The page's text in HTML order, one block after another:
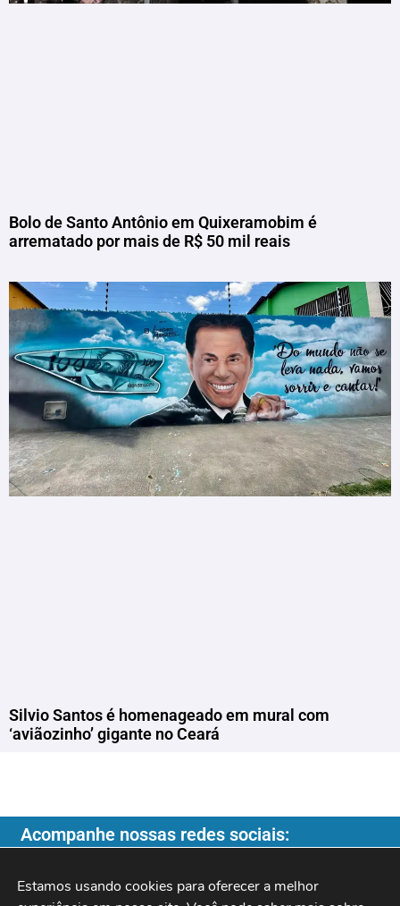
Bolo de Santo Antônio em Quixeramobim é
arrematado por mais de R$ 50 mil reais
Silvio Santos é homenageado em mural com
‘aviãozinho’ gigante no Ceará
Acompanhe nossas redes sociais:
Estamos usando cookies para oferecer a melhor